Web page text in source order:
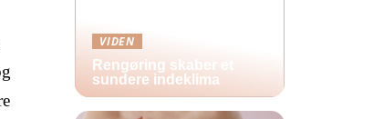
VIDEN
Rengøring skaber et
sundere indeklima